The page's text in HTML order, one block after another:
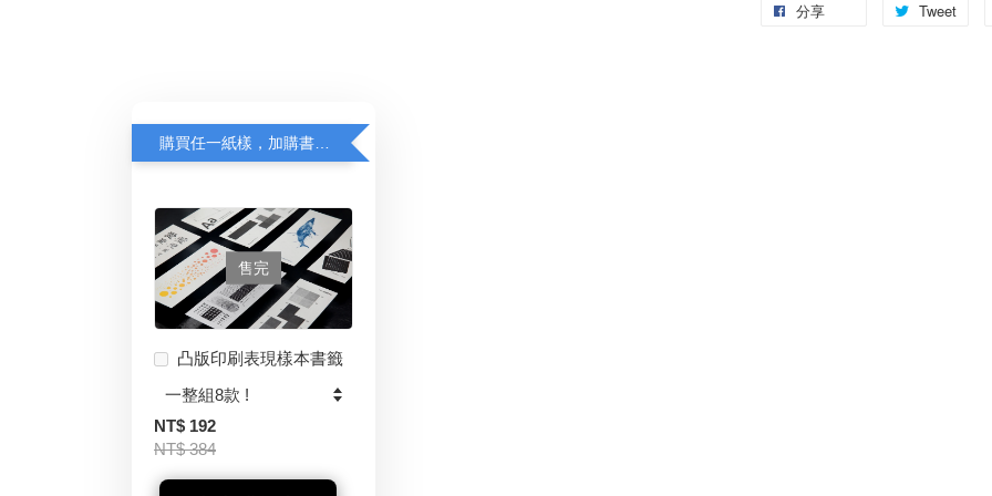
分享 Tweet
售完
凸版印刷表現樣本書籤
NT$ 192
NT$ 384